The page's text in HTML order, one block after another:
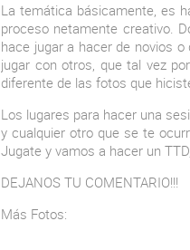
La temática básicamente, es
proceso netamente creativo.
hace jugar a hacer de novios
jugar con otros, que tal vez
diferente de las fotos que
Los lugares para hacer una
y cualquier otro que se te
Jugate y vamos a hacer un
DEJANOS TU COMENTARIO!!!
Más Fotos: